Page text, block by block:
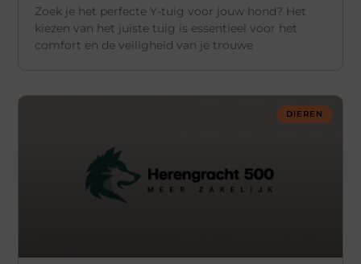
Zoek je het perfecte Y-tuig voor jouw hond? Het
kiezen van het juiste tuig is essentieel voor het
comfort en de veiligheid van je trouwe
DIEREN